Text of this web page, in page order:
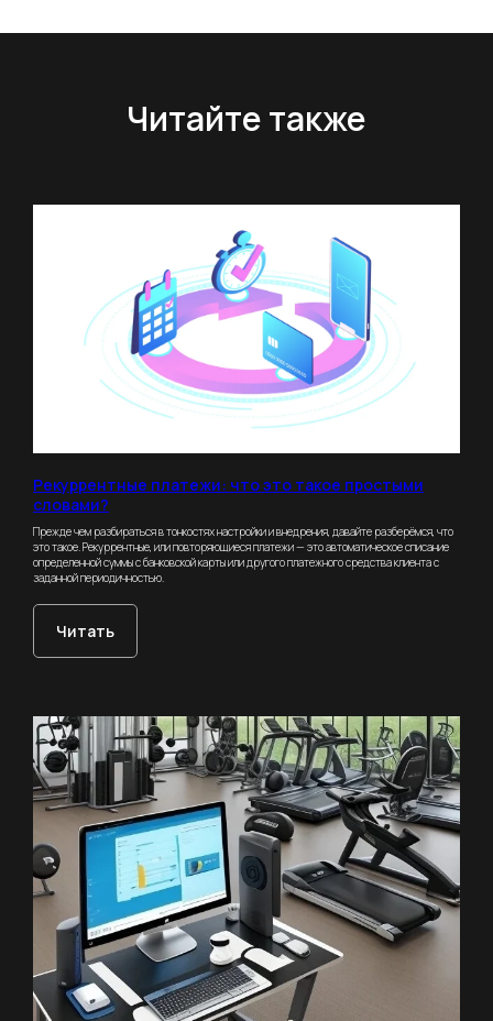
Читайте также
Рекуррентные платежи: что это такое простыми
словами?
Прежде чем разбираться в тонкостях настройки и внедрения, давайте разберёмся, что
это такое. Рекуррентные, или повторяющиеся платежи — это автоматическое списание
определенной суммы с банковской карты или другого платежного средства клиента с
заданной периодичностью.
Читать
CRM
impulseCRM
Возможности
Интеграции
Йога-студии
Школы единоборств
Студии растяжки
Команда
О компании
Для тренеров
Для клиентов
Спортивные
школы
абонементов
Запись клиентов
Виджет расписания
Учет товаров
Телефония
Управление
филиалами
Аналитика